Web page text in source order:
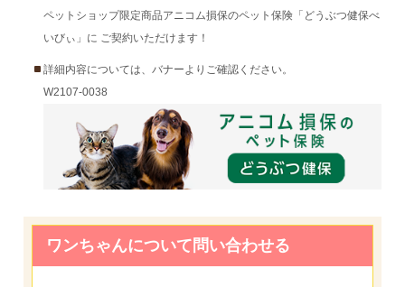
ペットショップ限定商品アニコム損保のペット保険「どうぶつ健保べ
いびぃ」に ご契約いただけます！
詳細内容については、バナーよりご確認ください。
W2107-0038
ワンちゃんについて問い合わせる